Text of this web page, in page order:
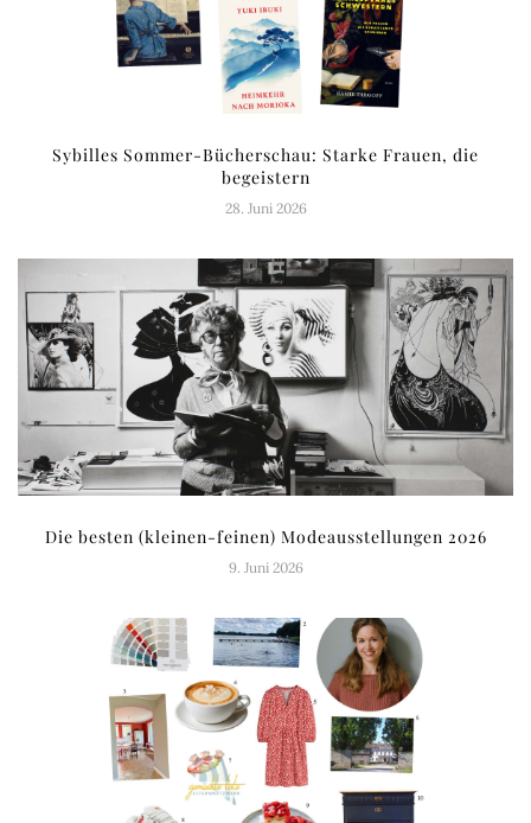
Sybilles Sommer-Bücherschau: Starke Frauen, die
begeistern
28. Juni 2026
Die besten (kleinen-feinen) Modeausstellungen 2026
9. Juni 2026